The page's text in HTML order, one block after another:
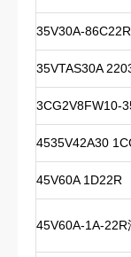
35V30A-86C22R
35VTAS30A
3CG2V8FW10-
4535V42A30
45V60A 1D22R
45V60A-1A-